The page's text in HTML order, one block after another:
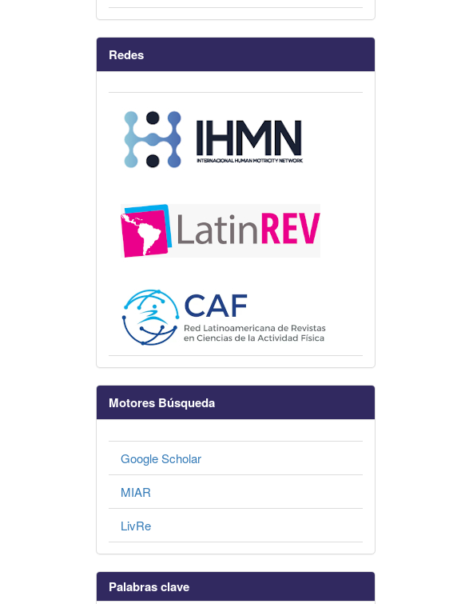
Redes
Motores Búsqueda
Google Scholar
MIAR
LivRe
Palabras clave